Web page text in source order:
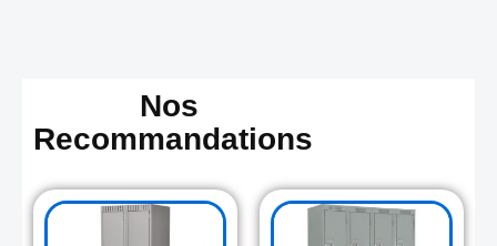
Nos
Recommandations
OriginalCurrent
price